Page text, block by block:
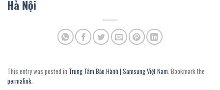
Hà Nội
This entry was posted in Trung Tâm Bảo Hành | Samsung Việt Nam . Bookmark the
permalink